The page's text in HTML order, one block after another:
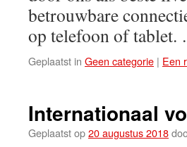
betrouwbare
op telefoon of
Geplaatst in Geen categorie | Een
Internationaal
Geplaatst op20 augustus 2018